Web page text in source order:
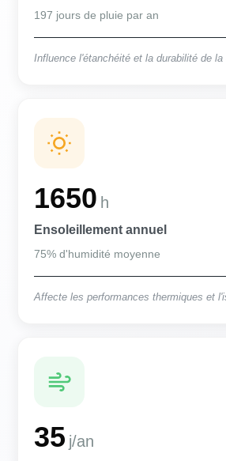
197 jours de pluie par an
Influence l'étanchéité et la durabilité de la
1650 h
Ensoleillement annuel
75% d'humidité moyenne
Affecte les performances thermiques et
35 j/an